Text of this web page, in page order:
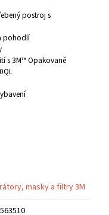
postroj s
pohodlí
s 3M™ Opakovaně
masky a filtry 3M